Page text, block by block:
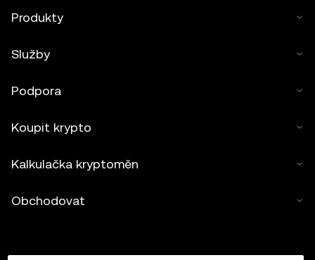
Produkty
Služby
Podpora
Koupit krypto
Kalkulačka kryptoměn
Obchodovat